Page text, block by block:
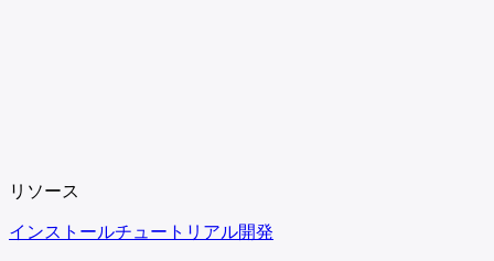
リソース
インストールチュートリアル開発